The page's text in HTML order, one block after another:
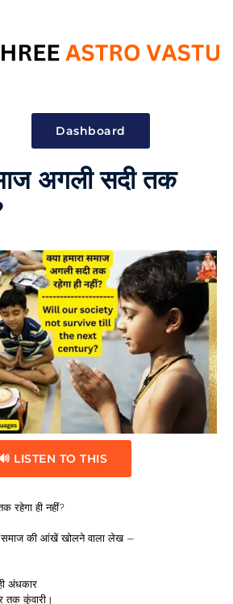
Dashboard
अगली सदी तक
LISTEN TO THIS
रहेगा ही नहीं?
की आंखें खोलने वाला लेख –
अंधकार
तक कुंवारी।